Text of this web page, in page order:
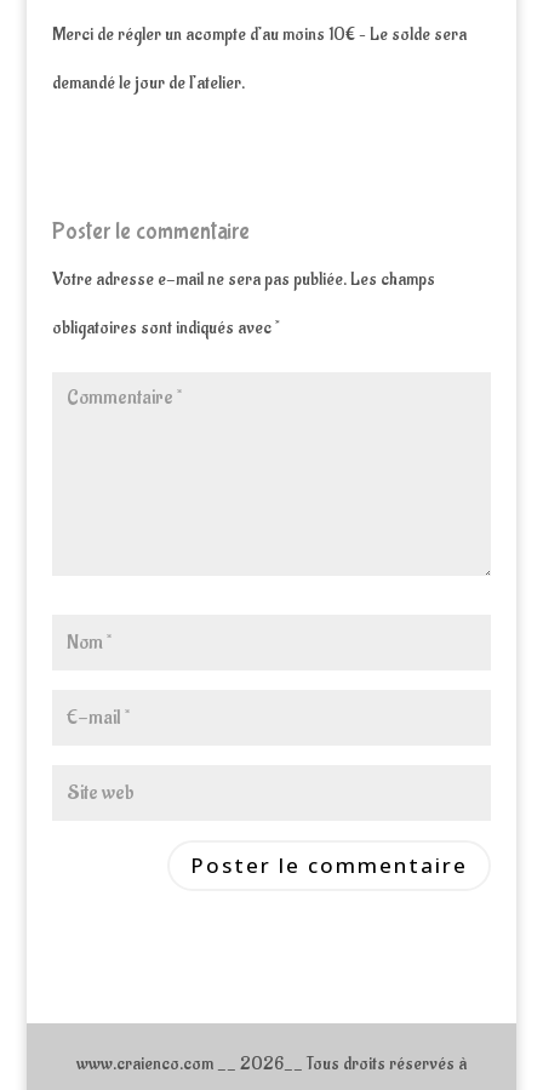
Merci de régler un acompte d’au moins 10€ – Le solde sera
demandé le jour de l’atelier.
Poster le commentaire
Votre adresse e-mail ne sera pas publiée.Les champs
obligatoires sont indiqués avec*
www.craienco.com __ 2026__ Tous droits réservés à